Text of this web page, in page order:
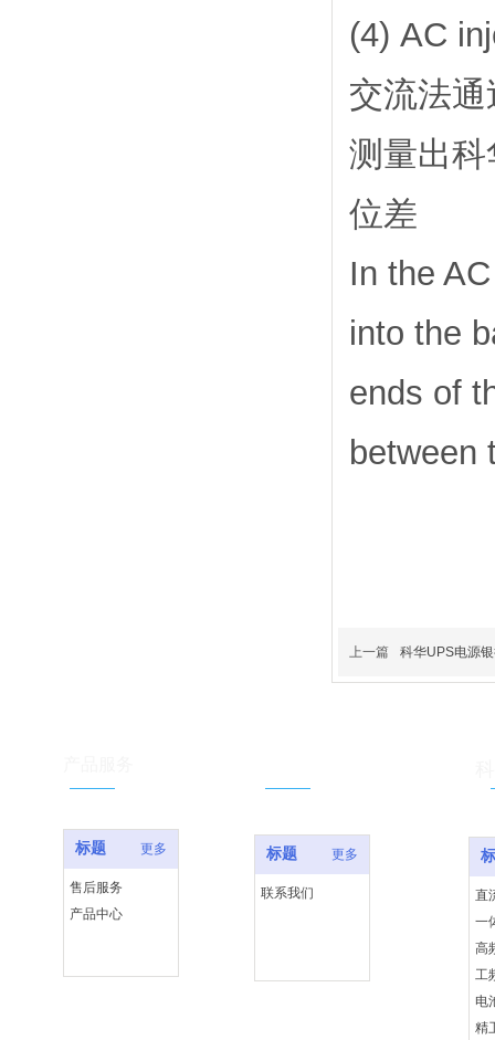
(4) AC
交流法
测量出
位差
In the
into the
ends of
between
上一篇 科华UPS电源
标题 更多
售后服务
产品中心
标题 更多
联系我们
直
一
高
工
电
精